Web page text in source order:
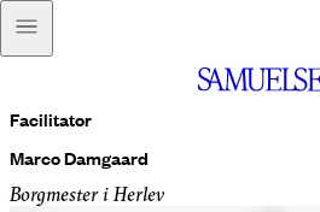
Facilitator
Marco Damgaard
Borgmester i Herlev